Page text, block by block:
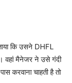
कि उसने DHFL
वहां मैनेजर ने उसे गंदी
करवाना चाहती है तो